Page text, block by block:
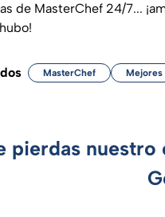
de MasterChef 24/7...
MasterChef Mejores
pierdas